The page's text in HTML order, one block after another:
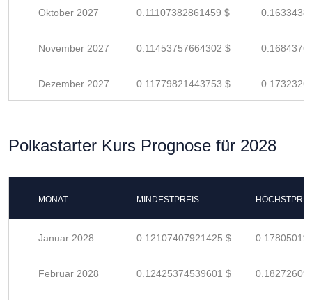
Oktober 2027 0.11107382861459 $
November 2027 0.11453757664302 $
Dezember 2027 0.11779821443753 $
Polkastarter Kurs Prognose für 2028
MONAT MINDESTPREIS
Januar 2028 0.12107407921425 $
Februar 2028 0.12425374539601 $